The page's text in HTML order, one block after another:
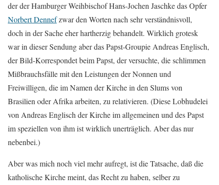
der der Hamburger Weihbischof Hans-Jochen Jaschke das Opfer
Norbert Dennefzwar den Worten nach sehr verständnisvoll,
doch in der Sache eher hartherzig behandelt. Wirklich grotesk
war in dieser Sendung aber das Papst-Groupie Andreas Englisch,
der Bild-Korrespondet beim Papst, der versuchte, die schlimmen
Mißbrauchsfälle mit den Leistungen der Nonnen und
Freiwilligen, die im Namen der Kirche in den Slums von
Brasilien oder Afrika arbeiten, zu relativieren. (Diese Lobhudelei
von Andreas Englisch der Kirche im allgemeinen und des Papst
im speziellen von ihm ist wirklich unerträglich. Aber das nur
nebenbei.)
Aber was mich noch viel mehr aufregt, ist die Tatsache, daß die
katholische Kirche meint, das Recht zu haben, selber zu